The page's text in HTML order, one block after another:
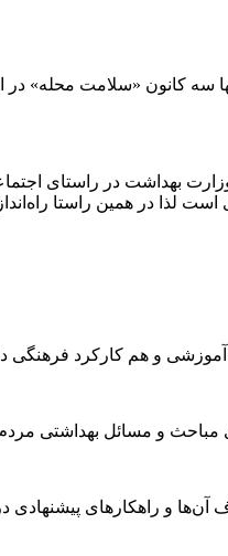
سه کانون «سلامت محله» در
وزارت بهداشت در راستای
لذا در همین راستا
و هم کارکرد فرهنگی
مباحث و مسائل بهداشتی
راهکارهای پیشنهادی در